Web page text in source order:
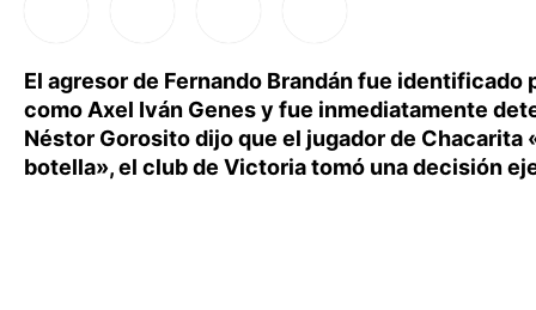
El agresor de Fernando Brandán fue identificado
como Axel Iván Genes y fue inmediatamente
Néstor Gorosito dijo que el jugador de Chacarita
botella», el club de Victoria tomó una decisión